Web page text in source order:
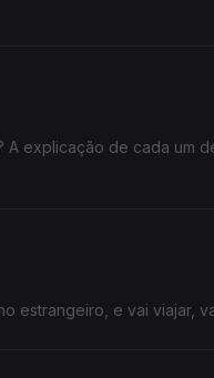
A explicação de cada um
estrangeiro, e vai viajar,